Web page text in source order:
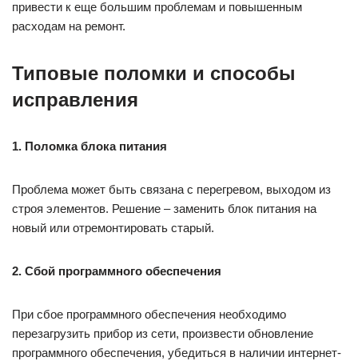
привести к еще большим проблемам и повышенным
расходам на ремонт.
Типовые поломки и способы
исправления
1. Поломка блока питания
Проблема может быть связана с перегревом, выходом из
строя элементов. Решение – заменить блок питания на
новый или отремонтировать старый.
2. Сбой программного обеспечения
При сбое программного обеспечения необходимо
перезагрузить прибор из сети, произвести обновление
программного обеспечения, убедиться в наличии интернет-